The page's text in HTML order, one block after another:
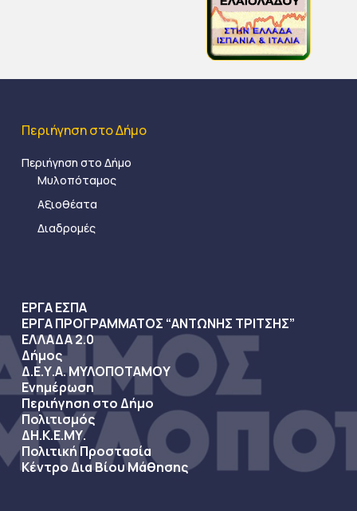
Περιήγηση στο Δήμο
Περιήγηση στο Δήμο
Μυλοπόταμος
Αξιοθέατα
Διαδρομές
ΕΡΓΑ ΕΣΠΑ
ΕΡΓΑ ΠΡΟΓΡΑΜΜΑΤΟΣ “ΑΝΤΩΝΗΣ ΤΡΙΤΣΗΣ”
ΕΛΛΑΔΑ 2.0
Δήμος
Δ.Ε.Υ.Α. ΜΥΛΟΠΟΤΑΜΟΥ
Ενημέρωση
Περιήγηση στο Δήμο
Πολιτισμός
ΔΗ.Κ.Ε.ΜΥ.
Πολιτική Προστασία
Κέντρο Δια Βίου Μάθησης